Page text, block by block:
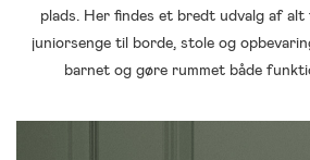
plads. Her findes et bredt udvalg af
juniorsenge til borde, stole og
barnet og gøre rummet både